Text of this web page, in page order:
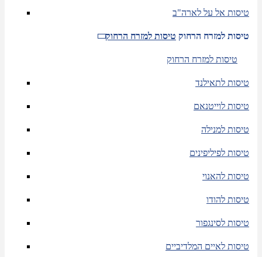
טיסות אל על לארה"ב
טיסות למזרח הרחוק טיסות למזרח הרחוק
טיסות למזרח הרחוק
טיסות לתאילנד
טיסות לוייטנאם
טיסות למנילה
טיסות לפיליפינים
טיסות להאנוי
טיסות להודו
טיסות לסינגפור
טיסות לאיים המלדיביים